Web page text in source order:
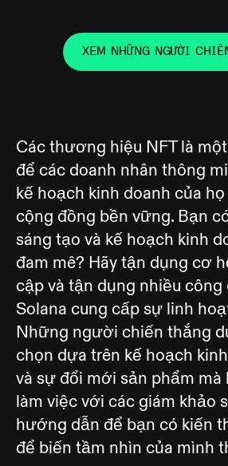
XEM NHỮNG NGƯỜI
Các thương hiệu NFT là
để các doanh nhân thông
kế hoạch kinh doanh của
cộng đồng bền vững. Bạn
sáng tạo và kế hoạch kinh
đam mê? Hãy tận dụng cơ
cập và tận dụng nhiều
Solana cung cấp sự linh
Những người chiến thắng
chọn dựa trên kế hoạch
và sự đổi mới sản phẩm mà
làm việc với các giám khảo
hướng dẫn để bạn có kiến
để biến tầm nhìn của mình